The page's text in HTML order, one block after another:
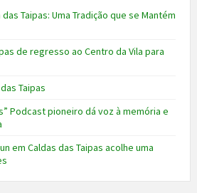
Taipas: Uma Tradição que se Mantém
de regresso ao Centro da Vila para
Taipas
Podcast pioneiro dá voz à memória e
em Caldas das Taipas acolhe uma